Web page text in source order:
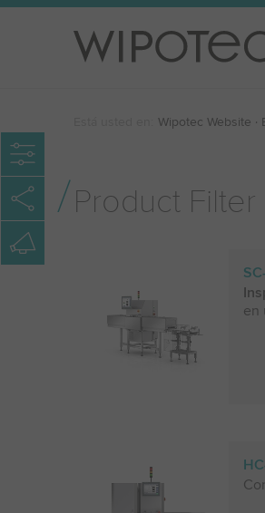
Wipotec Website
Product Filter
en